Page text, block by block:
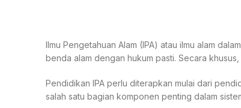
Ilmu Pengetahuan Alam (IPA) atau ilmu alam
benda alam dengan hukum pasti. Secara
Pendidikan IPA perlu diterapkan mulai dari
salah satu bagian komponen penting dalam